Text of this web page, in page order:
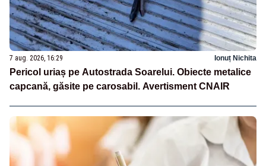
7 aug. 2026, 16:29 Ionuț Nichita
Pericol uriaș pe Autostrada Soarelui. Obiecte metalice
capcană, găsite pe carosabil. Avertisment CNAIR